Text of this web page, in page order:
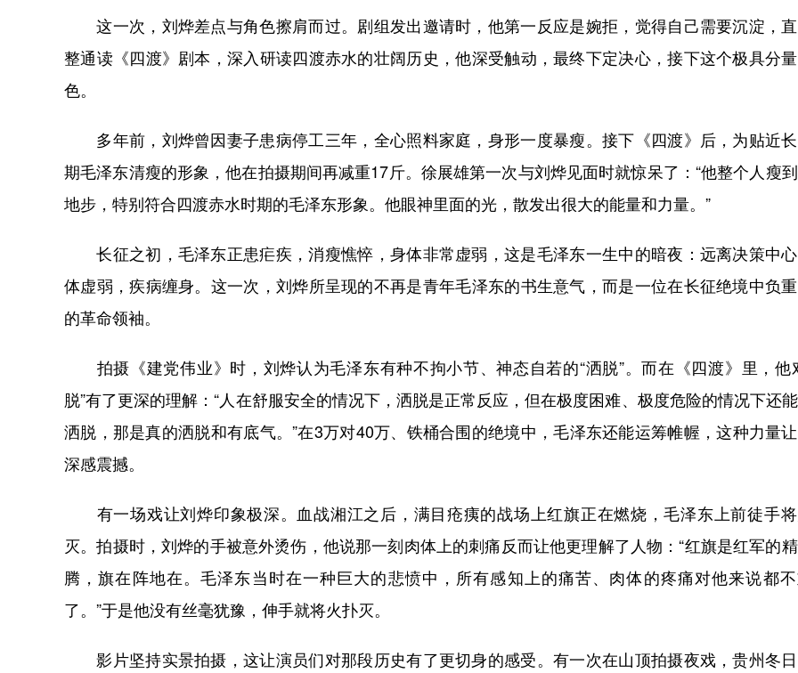
这一次，刘烨差点与角色擦肩而过。剧组发出邀请时，他第一反应是婉拒，觉得自己需要沉淀，
整通读《四渡》剧本，深入研读四渡赤水的壮阔历史，他深受触动，最终下定决心，接下这个极具分
色。
多年前，刘烨曾因妻子患病停工三年，全心照料家庭，身形一度暴瘦。接下《四渡》后，为贴近
期毛泽东清瘦的形象，他在拍摄期间再减重17斤。徐展雄第一次与刘烨见面时就惊呆了：“他整个人瘦
地步，特别符合四渡赤水时期的毛泽东形象。他眼神里面的光，散发出很大的能量和力量。”
长征之初，毛泽东正患疟疾，消瘦憔悴，身体非常虚弱，这是毛泽东一生中的暗夜：远离决策中
体虚弱，疾病缠身。这一次，刘烨所呈现的不再是青年毛泽东的书生意气，而是一位在长征绝境中负
的革命领袖。
拍摄《建党伟业》时，刘烨认为毛泽东有种不拘小节、神态自若的“洒脱”。而在《四渡》里，他
脱”有了更深的理解：“人在舒服安全的情况下，洒脱是正常反应，但在极度困难、极度危险的情况下还
洒脱，那是真的洒脱和有底气。”在3万对40万、铁桶合围的绝境中，毛泽东还能运筹帷幄，这种力量
深感震撼。
有一场戏让刘烨印象极深。血战湘江之后，满目疮痍的战场上红旗正在燃烧，毛泽东上前徒手
灭。拍摄时，刘烨的手被意外烫伤，他说那一刻肉体上的刺痛反而让他更理解了人物：“红旗是红军的
腾，旗在阵地在。毛泽东当时在一种巨大的悲愤中，所有感知上的痛苦、肉体的疼痛对他来说都
了。”于是他没有丝毫犹豫，伸手就将火扑灭。
影片坚持实景拍摄，这让演员们对那段历史有了更切身的感受。有一次在山顶拍摄夜戏，贵州冬